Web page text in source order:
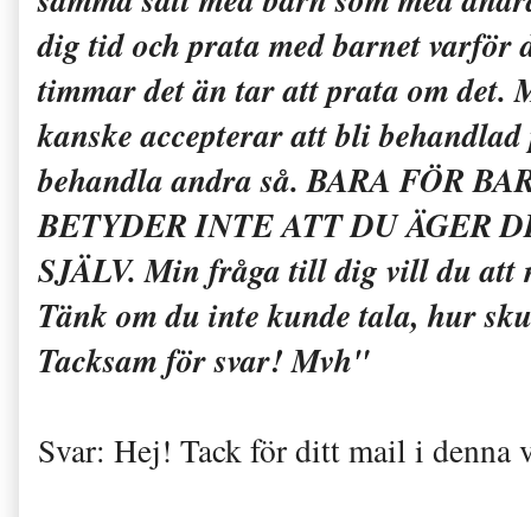
dig tid och prata med barnet varför
timmar det än tar att prata om det.
kanske accepterar att bli
behandla andra så. BARA FÖR
BETYDER INTE ATT DU ÄGER
SJÄLV. Min fråga till dig vill du att
Tänk om du inte kunde tala, hur
Tacksam för svar! Mvh"
Svar: Hej! Tack för ditt mail i denna